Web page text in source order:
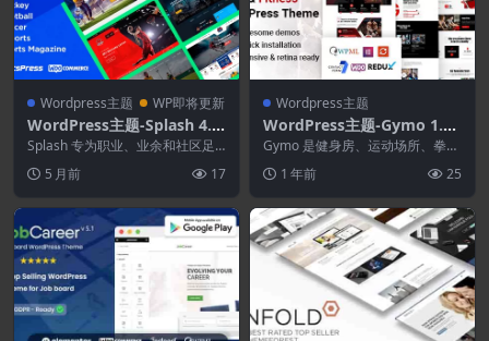
Wordpress主题 WP即将更新
WordPress主题-Splash 4.4.
4–体育俱乐部WordPress主
题[适用于篮球.足球.曲棍球 ]
Splash 专为职业、业余和社区足
计。这款功能强...
5 月前 17
Wordpress主题
WordPress主题-Gymo 1.0.
5–健身房和健身WordPress
主题
Gymo 是健身房、运动场所、拳击
充满活力和现代感...
1 年前 25